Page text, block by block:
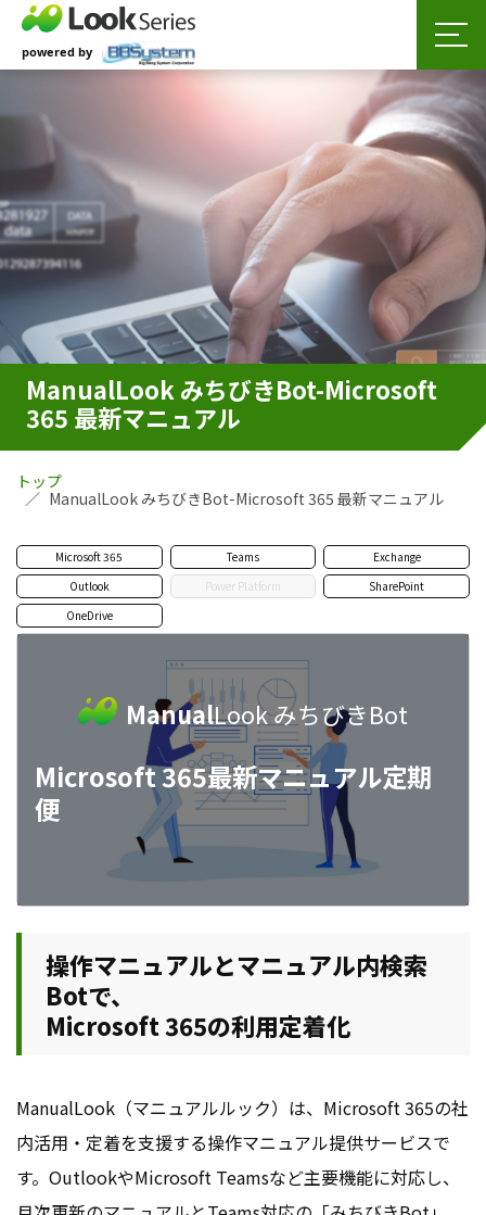
ManualLook みちびきBot-Microsoft
365 最新マニュアル
トップ
ManualLook みちびきBot-Microsoft 365 最新マニュアル
Microsoft 365 Teams
Exchange
Outlook
Power Platform
SharePoint
OneDrive
ManualLook みちびきBot
Microsoft 365最新マニュアル定期
便
操作マニュアルとマニュアル内検索
Botで、
Microsoft 365の利用定着化
ManualLook（マニュアルルック）は、Microsoft 365の社
内活用・定着を支援する操作マニュアル提供サービスで
す。OutlookやMicrosoft Teamsなど主要機能に対応し、